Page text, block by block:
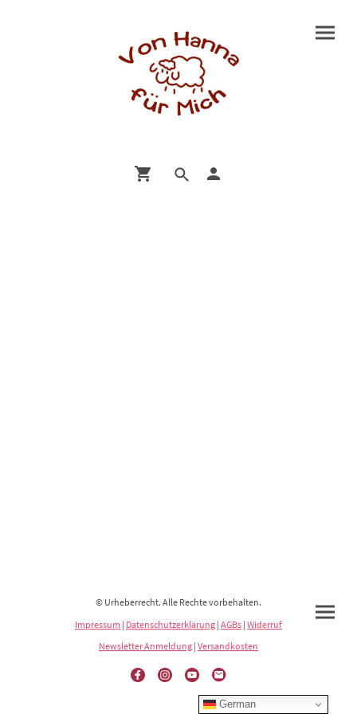
© Urheberrecht. Alle Rechte vorbehalten.
Impressum | Datenschutzerklärung | AGBs | Widerruf
Newsletter Anmeldung | Versandkosten
German